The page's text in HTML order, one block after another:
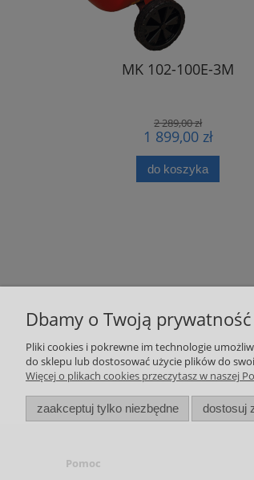
MK 102-100E-3M
2 289,00 zł
1 899,00 zł
do koszyka
Pomoc
Dbamy o Twoją prywatność
Pliki cookies i pokrewne im technologie
do sklepu lub dostosować użycie plików do
Więcej o plikach cookies przeczytasz w naszej
zaakceptuj tylko niezbędne dostosuj